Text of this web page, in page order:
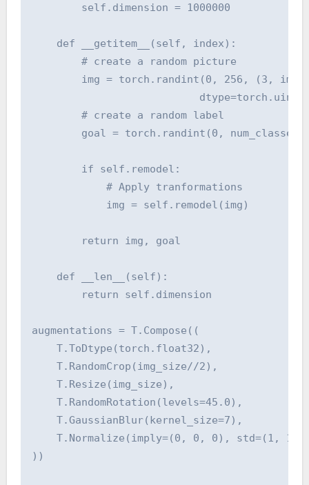
        self.dimension = 1000000
    def __getitem__(self, index):
        # create a random picture
img = torch.randint(0, 256, (3,
        # create a random label
goal = torch.randint(0, num_classes,
        if self.remodel:
            # Apply tranformations
            img = self.remodel(img)
        return img, goal
    def __len__(self):
        return self.dimension
augmentations = T.Compose((
    T.ToDtype(torch.float32),
    T.RandomCrop(img_size//2),
    T.Resize(img_size),
    T.RandomRotation(levels=45.0),
    T.GaussianBlur(kernel_size=7),
T.Normalize(imply=(0, 0, 0), std=(1, 1,
))